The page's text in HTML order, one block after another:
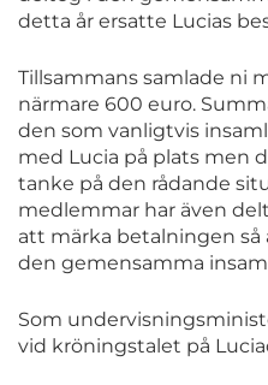
detta år ersatte Lucias
Tillsammans samlade ni
närmare 600 euro.
den som vanligtvis
med Lucia på plats men
tanke på den rådande
medlemmar har även
att märka betalningen
den gemensamma
Som
vid kröningstalet på